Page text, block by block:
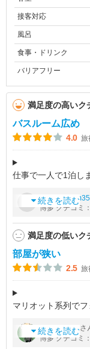
接客対応
風呂
食事・ドリンク
バリアフリー
満足度の高いク
バスルーム広め
4.0 旅
仕事で一人で1泊し
ンかも。
でもバスルームは広
洗面台はもうちょ
がタイヘン
続きを読む
bykirariddim35
博多 クチコミ
満足度の低いク
部屋が狭い
2.5 旅
マリオット系列で
清掃が丁寧にされ
朝食は付けられな
続きを読む
bysgh0906 さ
博多 クチコミ